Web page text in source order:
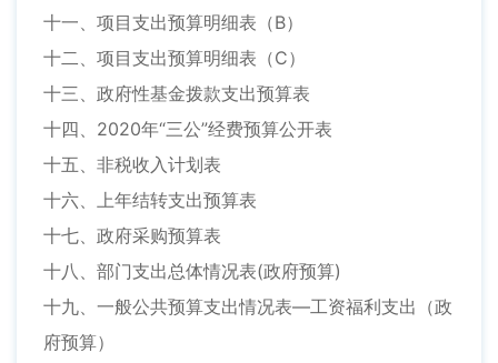
十一、项目支出预算明细表（B）
十二、项目支出预算明细表（C）
十三、政府性基金拨款支出预算表
十四、2020年“三公”经费预算公开表
十五、非税收入计划表
十六、上年结转支出预算表
十七、政府采购预算表
十八、部门支出总体情况表(政府预算)
十九、一般公共预算支出情况表—工资福利支出（政
府预算）